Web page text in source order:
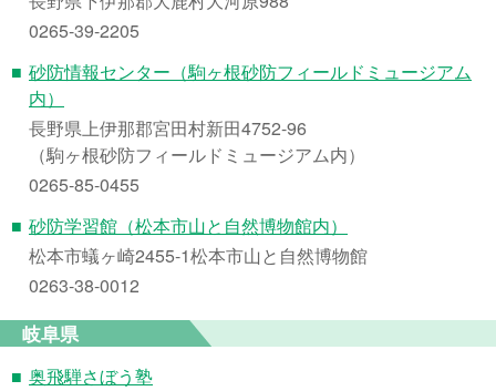
0265-39-2205
■ 砂防情報センター（駒ヶ根砂防フィールドミュージアム
内）
長野県上伊那郡宮田村新田4752-96
（駒ヶ根砂防フィールドミュージアム内）
0265-85-0455
■ 砂防学習館（松本市山と自然博物館内）
松本市蟻ヶ崎2455-1松本市山と自然博物館
0263-38-0012
岐阜県
■ 奥飛騨さぼう塾